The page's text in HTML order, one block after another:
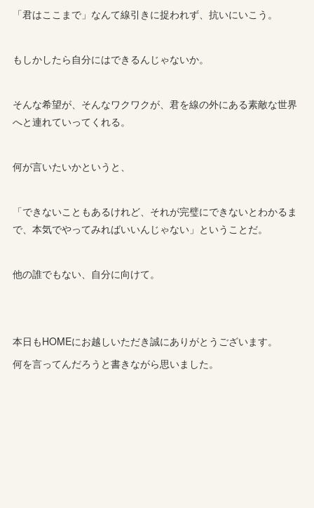
「君はここまで」なんて線引きに捉われず、抗いにいこう。
もしかしたら自分にはできるんじゃないか。
そんな希望が、そんなワクワクが、君を線の外にある素敵な世界
へと連れていってくれる。
何が言いたいかというと、
「できないこともあるけれど、それが完璧にできないとわかるま
で、本気でやってみればいいんじゃない」ということだ。
他の誰でもない、自分に向けて。
本日もHOMEにお越しいただき誠にありがとうございます。
何を言ってんだろうと書きながら思いました。